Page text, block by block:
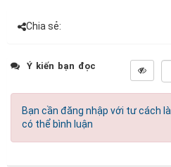
Chia sẻ:
Ý kiến bạn đọc
Bạn cần đăng nhập với tư cách là
có thể bình luận